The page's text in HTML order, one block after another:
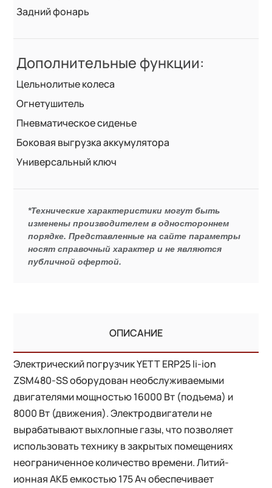
Задний фонарь
Дополнительные функции:
Цельнолитые колеса
Огнетушитель
Пневматическое сиденье
Боковая выгрузка аккумулятора
Универсальный ключ
*Технические характеристики могут быть
изменены производителем в одностороннем
порядке. Представленные на сайте параметры
носят справочный характер и не являются
публичной офертой.
ОПИСАНИЕ
Электрический погрузчик YETT ERP25 li-ion
ZSM480-SS оборудован необслуживаемыми
двигателями мощностью 16000 Вт (подъема) и
8000 Вт (движения). Электродвигатели не
вырабатывают выхлопные газы, что позволяет
использовать технику в закрытых помещениях
неограниченное количество времени. Литий-
ионная АКБ емкостью 175 Ач обеспечивает